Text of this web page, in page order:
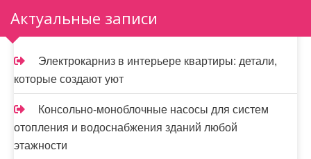
а
п
и
с
я
м
Актуальные записи
Электрокарниз в интерьере квартиры: детали,
которые создают уют
Консольно-моноблочные насосы для систем
отопления и водоснабжения зданий любой
этажности